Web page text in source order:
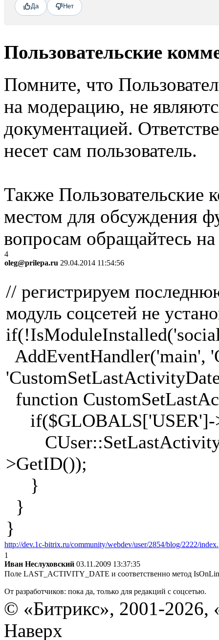
Да Нет
Пользовательские
Помните, что
на модерацию, не
документацией.
несет сам пользователь.
Также Пользовательские
местом для обсуждения
вопросам обращайтесь
4
oleg@prilepa.ru 29.04.2014 11:54:56
// регистрируем
модуль соцсетей не
AddEventHandler('main',
function
if($GLOBALS['USER']-
>GetID());
}
}
}
http://dev.1c-bitrix.ru/community/webdev/user/2854/blog/2222/
1
Иван Неслуховский 03.11.2009 13:37:35
Поле LAST_ACTIVITY_DATE и соответственно метод
От разработчиков: пока да, только для редакций с соцсетью.
© «Битрикс», 2001-2026,
Наверх